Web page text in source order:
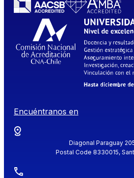
Encuéntranos en
Diagonal Paraguay
Postal Code 8330015,